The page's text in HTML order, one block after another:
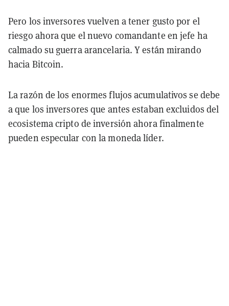
Pero los inversores vuelven a tener gusto por el
riesgo ahora que el nuevo comandante en jefe ha
calmado su guerra arancelaria. Y están mirando
hacia Bitcoin.
La razón de los enormes flujos acumulativos se debe
a que los inversores que antes estaban excluidos del
ecosistema cripto de inversión ahora finalmente
pueden especular con la moneda líder.